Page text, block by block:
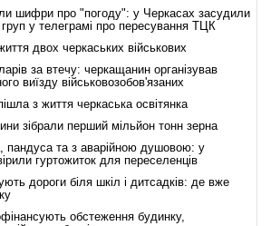
шифри про "погоду": у Черкасах засудили
груп у телеграмі про пересування ТЦК
двох черкаських військових
за втечу: черкащанин організував
виїзду військовозобов'язаних
з життя черкаська освітянка
зібрали перший мільйон тонн зерна
пандуса та з аварійною душовою: у
гуртожиток для переселенців
дороги біля шкіл і дитсадків: де вже
обстеження будинку,